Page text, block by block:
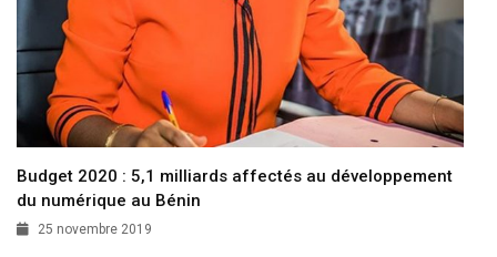
Budget 2020 : 5,1 milliards affectés au développement
du numérique au Bénin
25 novembre 2019